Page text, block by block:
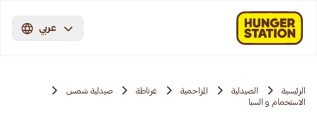
عربي
الرئيسية الصيدلية المزاحمية‎‎ غرناطة
صيدلية شمس
الاستحمام و السبا